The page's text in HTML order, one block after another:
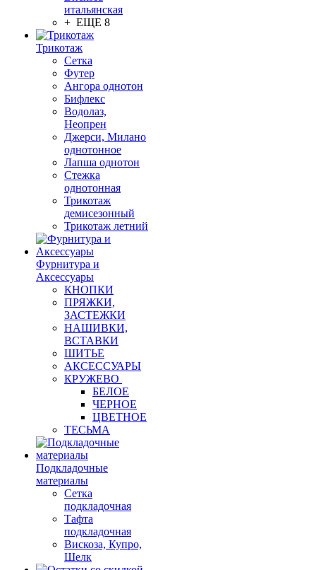
итальянская
+ ЕЩЕ 8
Трикотаж
Сетка
Футер
Ангора однотон
Бифлекс
Водолаз,
Неопрен
Джерси, Милано
однотонное
Лапша однотон
Стежка
однотонная
Трикотаж
демисезонный
Трикотаж летний
Фурнитура и
Аксессуары
КНОПКИ
ПРЯЖКИ,
ЗАСТЕЖКИ
НАШИВКИ,
ВСТАВКИ
ШИТЬЕ
АКСЕССУАРЫ
КРУЖЕВО
БЕЛОЕ
ЧЕРНОЕ
ЦВЕТНОЕ
ТЕСЬМА
Подкладочные
материалы
Сетка
подкладочная
Тафта
подкладочная
Вискоза, Купро,
Шелк